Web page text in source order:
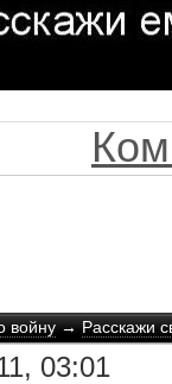
войну→Расскажи
03:01